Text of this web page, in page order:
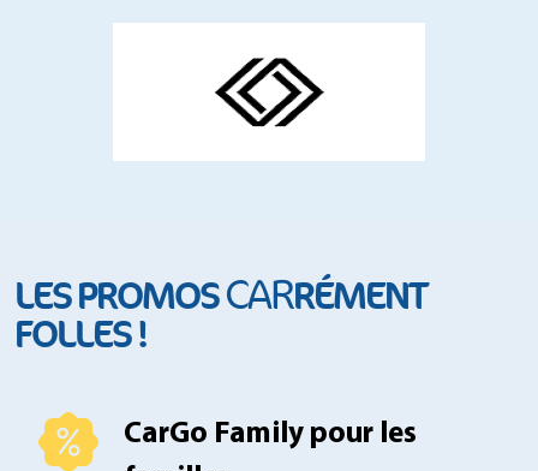
LES PROMOSCARRÉMENT
FOLLES !
CarGo Family pour les